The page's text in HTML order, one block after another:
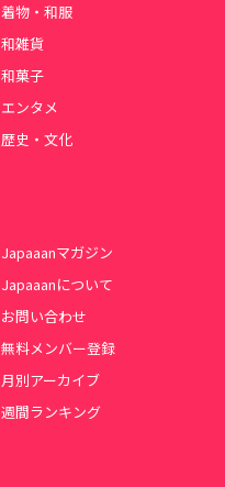
着物・和服
和雑貨
和菓子
エンタメ
歴史・文化
Japaaanマガジン
Japaaanについて
お問い合わせ
無料メンバー登録
月別アーカイブ
週間ランキング